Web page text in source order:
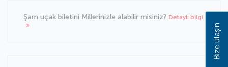
Şam uçak biletini Millerinizle alabilir misiniz? Detaylı bilgi
Bize ulaşın